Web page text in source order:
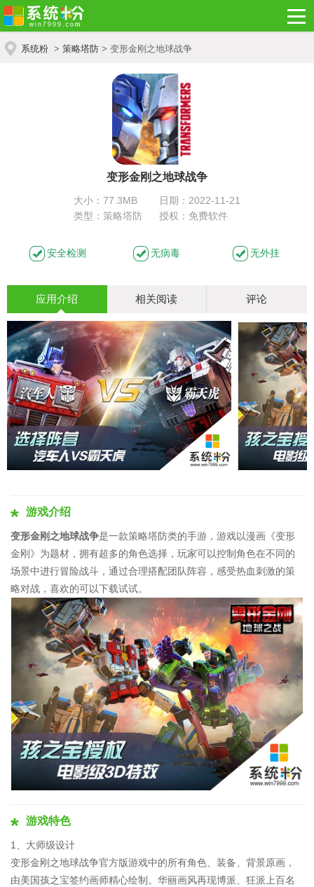
系统粉 > 策略塔防 > 变形金刚之地球战争
变形金刚之地球战争
大小：77.3MB
类型：策略塔防
日期：2022-11-21
授权：免费软件
安全检测 无病毒 无外挂
应用介绍 相关阅读 评论
游戏介绍
变形金刚之地球战争是一款策略塔防类的手游，游戏以漫画《变形
金刚》为题材，拥有超多的角色选择，玩家可以控制角色在不同的
场景中进行冒险战斗，通过合理搭配团队阵容，感受热血刺激的策
略对战，喜欢的可以下载试试。
游戏特色
1、大师级设计
变形金刚之地球战争官方版游戏中的所有角色、装备、背景原画，
由美国孩之宝签约画师精心绘制。华丽画风再现博派、狂派上百名